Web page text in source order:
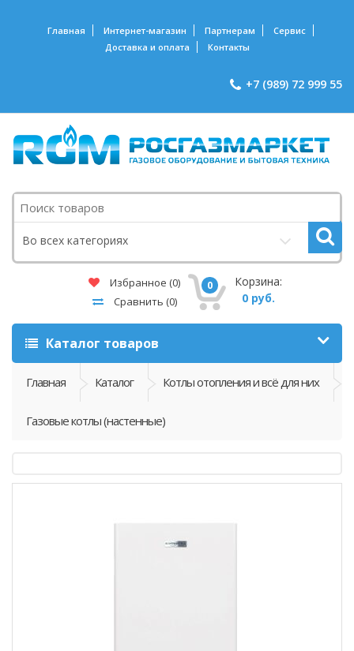
Главная Интернет-магазин Партнерам
Сервис
Доставка и оплата
Контакты
+7 (989) 72 999 55
Поиск
Во всех категориях
Избранное (0)
Сравнить (0)
0
Корзина:
0 руб.
Каталог товаров
Главная Каталог Котлы отопления и всё для них
Газовые котлы (настенные)